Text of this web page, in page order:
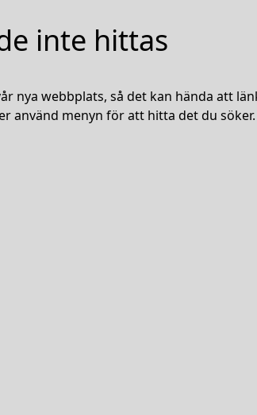
inte hittas
nya webbplats, så det kan hända att
använd menyn för att hitta det du söker.